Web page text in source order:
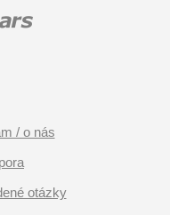
/ o nás
otázky